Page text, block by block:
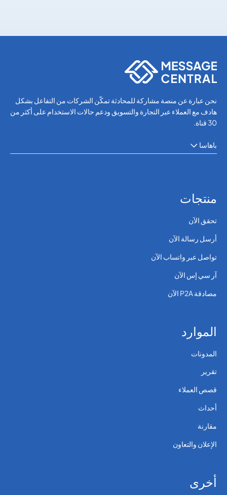
نحن عبارة عن منصة مشاركة للمحادثة تمكّن الشركات من التفاعل بشكل
هادف مع العملاء عبر التجارة والتسويق ودعم حالات الاستخدام على أكثر من
30 قناة.
باهاسا
منتجات
تحقق الآن
أرسل رسالة الآن
تواصل عبر واتساب الآن
آر سي إس الآن
مصادقة P2A الآن
الموارد
المدونات
تقرير
قصص العملاء
أحداث
مقارنة
الإعلان والتعاون
أخرى